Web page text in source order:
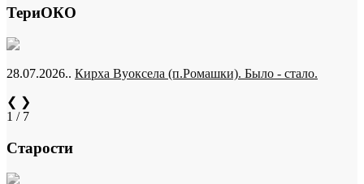
ТериОКО
28.07.2026.. Кирха Вуоксела (п.Ромашки). Было - стало.
❮ ❯
1 / 7
Старости